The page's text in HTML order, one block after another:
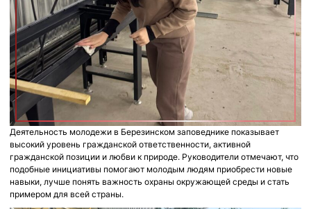
Деятельность молодежи в Березинском заповеднике показывает
высокий уровень гражданской ответственности, активной
гражданской позиции и любви к природе. Руководители отмечают, что
подобные инициативы помогают молодым людям приобрести новые
навыки, лучше понять важность охраны окружающей среды и стать
примером для всей страны.